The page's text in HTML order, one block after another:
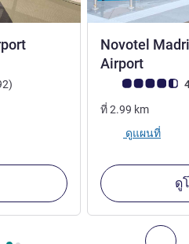
ารอื่นของเราที่อยู่ใกล้เคียง ถั
การอื่นของเราที่อยู่ใกล้เคียง 1 :,
รทติ้งบน ALL)
รีวิว รายการ
)
Novotel
Airport
คะแนนความคิดเ
ที่2.99 km
ดูแผนที่
ดู